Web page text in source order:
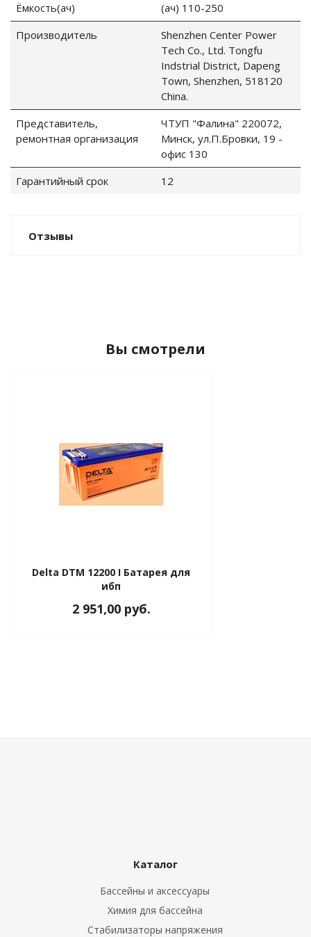
Ёмкость(ач)
(ач) 110-250
Производитель
Shenzhen Center Power
Tech Co., Ltd. Tongfu
Indstrial District, Dapeng
Town, Shenzhen, 518120
China.
Представитель,
ремонтная организация
ЧТУП "Фалина" 220072,
Минск, ул.П.Бровки, 19 -
офис 130
Гарантийный срок
12
Отзывы
Вы смотрели
Delta DTM 12200 I Батарея для
ибп
2 951,00 руб.
Каталог
Бассейны и аксессуары
Химия для бассейна
Стабилизаторы напряжения